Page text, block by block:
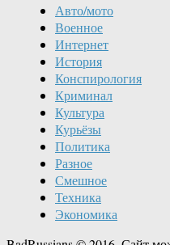
Авто/мото
Военное
Интернет
История
Конспирология
Криминал
Культура
Курьёзы
Политика
Разное
Смешное
Техника
Экономика